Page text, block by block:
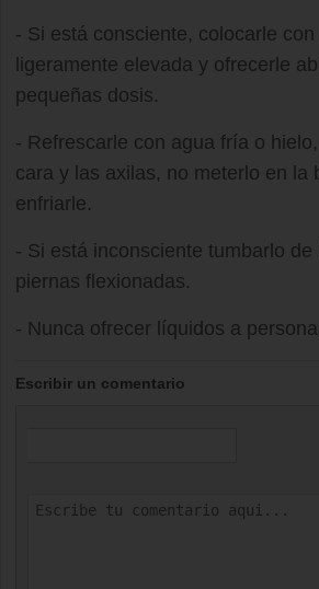
- Si está consciente, colocarle
ligeramente elevada y ofrecerle
pequeñas dosis.
- Refrescarle con agua fría o
cara y las axilas, no meterlo en la
enfriarle.
- Si está inconsciente tumbarlo de
piernas flexionadas.
- Nunca ofrecer líquidos a
Escribir un comentario